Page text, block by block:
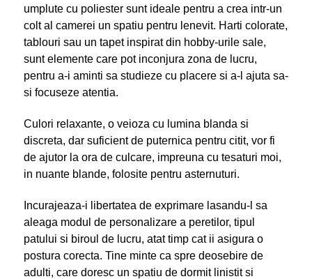
umplute cu poliester sunt ideale pentru a crea intr-un
colt al camerei un spatiu pentru lenevit. Harti colorate,
tablouri sau un tapet inspirat din hobby-urile sale,
sunt elemente care pot inconjura zona de lucru,
pentru a-i aminti sa studieze cu placere si a-l ajuta sa-
si focuseze atentia.
Culori relaxante, o veioza cu lumina blanda si
discreta, dar suficient de puternica pentru citit, vor fi
de ajutor la ora de culcare, impreuna cu tesaturi moi,
in nuante blande, folosite pentru asternuturi.
Incurajeaza-i libertatea de exprimare lasandu-l sa
aleaga modul de personalizare a peretilor, tipul
patului si biroul de lucru, atat timp cat ii asigura o
postura corecta. Tine minte ca spre deosebire de
adulti, care doresc un spatiu de dormit linistit si